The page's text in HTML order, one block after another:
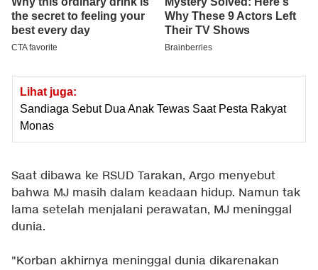
Lihat juga:
Sandiaga Sebut Dua Anak Tewas Saat Pesta Rakyat
Monas
Saat dibawa ke RSUD Tarakan, Argo menyebut
bahwa MJ masih dalam keadaan hidup. Namun tak
lama setelah menjalani perawatan, MJ meninggal
dunia.
"Korban akhirnya meninggal dunia dikarenakan